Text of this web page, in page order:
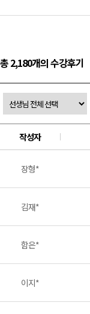
총 2,180개의 수강후기
작성자
장형*
김재*
함은*
이지*